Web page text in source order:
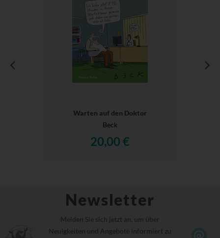
Warten auf den Doktor
Beck
20,00 €
Newsletter
Melden Sie sich jetzt an, um über
Neuigkeiten und Angebote informiert zu